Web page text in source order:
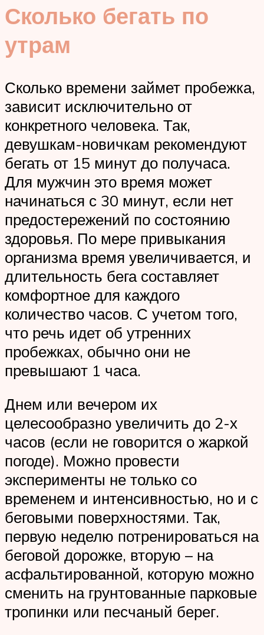
Сколько бегать по
утрам
Сколько времени займет пробежка,
зависит исключительно от
конкретного человека. Так,
девушкам-новичкам рекомендуют
бегать от 15 минут до получаса.
Для мужчин это время может
начинаться с 30 минут, если нет
предостережений по состоянию
здоровья. По мере привыкания
организма время увеличивается, и
длительность бега составляет
комфортное для каждого
количество часов. С учетом того,
что речь идет об утренних
пробежках, обычно они не
превышают 1 часа.
Днем или вечером их
целесообразно увеличить до 2-х
часов (если не говорится о жаркой
погоде). Можно провести
эксперименты не только со
временем и интенсивностью, но и с
беговыми поверхностями. Так,
первую неделю потренироваться на
беговой дорожке, вторую – на
асфальтированной, которую можно
сменить на грунтованные парковые
тропинки или песчаный берег.